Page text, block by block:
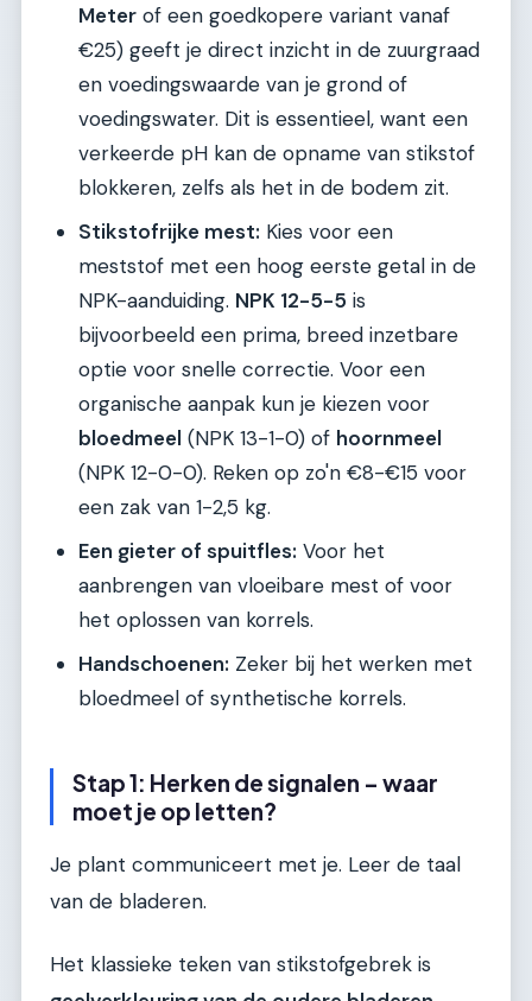
Meter of een goedkopere variant vanaf
€25) geeft je direct inzicht in de zuurgraad
en voedingswaarde van je grond of
voedingswater. Dit is essentieel, want een
verkeerde pH kan de opname van stikstof
blokkeren, zelfs als het in de bodem zit.
Stikstofrijke mest: Kies voor een
meststof met een hoog eerste getal in de
NPK-aanduiding. NPK 12-5-5 is
bijvoorbeeld een prima, breed inzetbare
optie voor snelle correctie. Voor een
organische aanpak kun je kiezen voor
bloedmeel (NPK 13-1-0) of hoornmeel
(NPK 12-0-0). Reken op zo'n €8-€15 voor
een zak van 1-2,5 kg.
Een gieter of spuitfles: Voor het
aanbrengen van vloeibare mest of voor
het oplossen van korrels.
Handschoenen: Zeker bij het werken met
bloedmeel of synthetische korrels.
Stap 1: Herken de signalen – waar
moet je op letten?
Je plant communiceert met je. Leer de taal
van de bladeren.
Het klassieke teken van stikstofgebrek is